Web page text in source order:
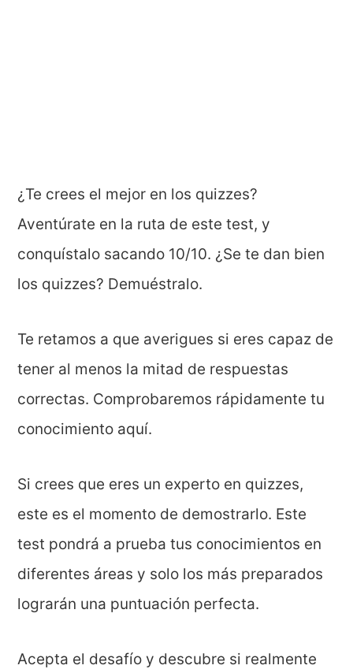
¿Te crees el mejor en los quizzes?
Aventúrate en la ruta de este test, y
conquístalo sacando 10/10. ¿Se te dan bien
los quizzes? Demuéstralo.
Te retamos a que averigues si eres capaz de
tener al menos la mitad de respuestas
correctas. Comprobaremos rápidamente tu
conocimiento aquí.
Si crees que eres un experto en quizzes,
este es el momento de demostrarlo. Este
test pondrá a prueba tus conocimientos en
diferentes áreas y solo los más preparados
lograrán una puntuación perfecta.
Acepta el desafío y descubre si realmente